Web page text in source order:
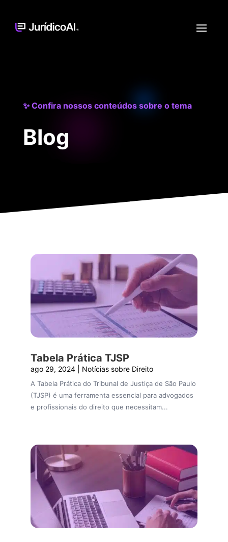
✨ Confira nossos conteúdos sobre o tema
Blog
Tabela Prática TJSP
ago 29, 2024| Notícias sobre Direito
A Tabela Prática do Tribunal de Justiça de São Paulo
(TJSP) é uma ferramenta essencial para advogados
e profissionais do direito que necessitam...